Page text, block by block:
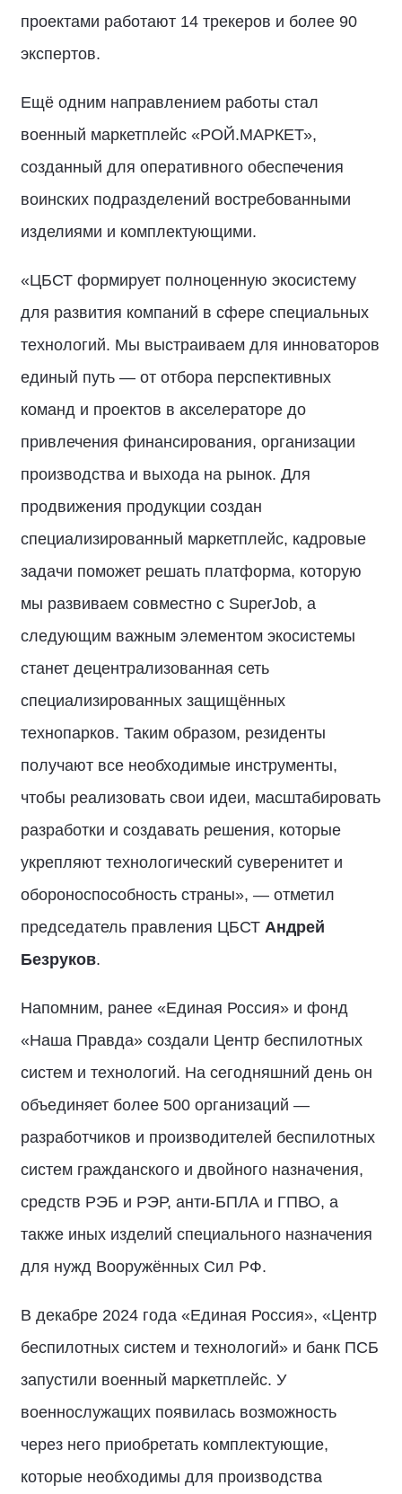
проектами работают 14 трекеров и более 90
экспертов.
Ещё одним направлением работы стал
военный маркетплейс «РОЙ.МАРКЕТ»,
созданный для оперативного обеспечения
воинских подразделений востребованными
изделиями и комплектующими.
«ЦБСТ формирует полноценную экосистему
для развития компаний в сфере специальных
технологий. Мы выстраиваем для инноваторов
единый путь — от отбора перспективных
команд и проектов в акселераторе до
привлечения финансирования, организации
производства и выхода на рынок. Для
продвижения продукции создан
специализированный маркетплейс, кадровые
задачи поможет решать платформа, которую
мы развиваем совместно с SuperJob, а
следующим важным элементом экосистемы
станет децентрализованная сеть
специализированных защищённых
технопарков. Таким образом, резиденты
получают все необходимые инструменты,
чтобы реализовать свои идеи, масштабировать
разработки и создавать решения, которые
укрепляют технологический суверенитет и
обороноспособность страны», — отметил
председатель правления ЦБСТ Андрей
Безруков.
Напомним, ранее «Единая Россия» и фонд
«Наша Правда» создали Центр беспилотных
систем и технологий. На сегодняшний день он
объединяет более 500 организаций —
разработчиков и производителей беспилотных
систем гражданского и двойного назначения,
средств РЭБ и РЭР, анти-БПЛА и ГПВО, а
также иных изделий специального назначения
для нужд Вооружённых Сил РФ.
В декабре 2024 года «Единая Россия», «Центр
беспилотных систем и технологий» и банк ПСБ
запустили военный маркетплейс. У
военнослужащих появилась возможность
через него приобретать комплектующие,
которые необходимы для производства